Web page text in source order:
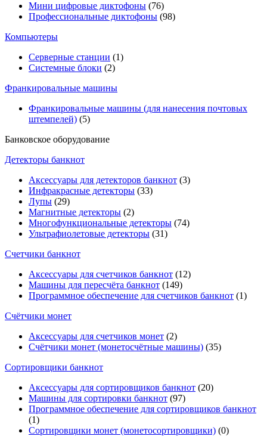
Мини цифровые диктофоны (76)
Профессиональные диктофоны (98)
Компьютеры
Серверные станции (1)
Системные блоки (2)
Франкировальные машины
Франкировальные машины (для нанесения почтовых
штемпелей) (5)
Банковское оборудование
Детекторы банкнот
Аксессуары для детекторов банкнот (3)
Инфракрасные детекторы (33)
Лупы (29)
Магнитные детекторы (2)
Многофункциональные детекторы (74)
Ультрафиолетовые детекторы (31)
Счетчики банкнот
Аксессуары для счетчиков банкнот (12)
Машины для пересчёта банкнот (149)
Программное обеспечение для счетчиков банкнот (1)
Счётчики монет
Аксессуары для счетчиков монет (2)
Счётчики монет (монетосчётные машины) (35)
Cортировщики банкнот
Аксессуары для сортировщиков банкнот (20)
Машины для сортировки банкнот (97)
Программное обеспечение для сортировщиков банкнот
(1)
Сортировщики монет (монетосортировщики) (0)